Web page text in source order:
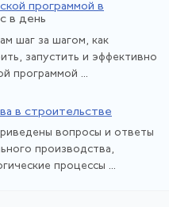
программой в
в день
шаг за шагом, как
запустить и эффективно
программой ...
в строительстве
вопросы и ответы
производства,
процессы ...